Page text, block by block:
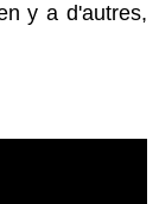
y a d'autres,